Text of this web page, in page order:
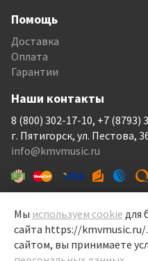
Помощь
Доставка
Оплата
Гарантии
Наши контакты
8 (800) 302-17-10, +7 (8793)
г. Пятигорск, ул. Пестова,
info@kmvmusic.ru
КМВ Мьюзик © 1999-2026
Перелицовка сайта —
Мы используем cookie для
сайта https://kmvmusic.ru/
сайтом, вы принимаете